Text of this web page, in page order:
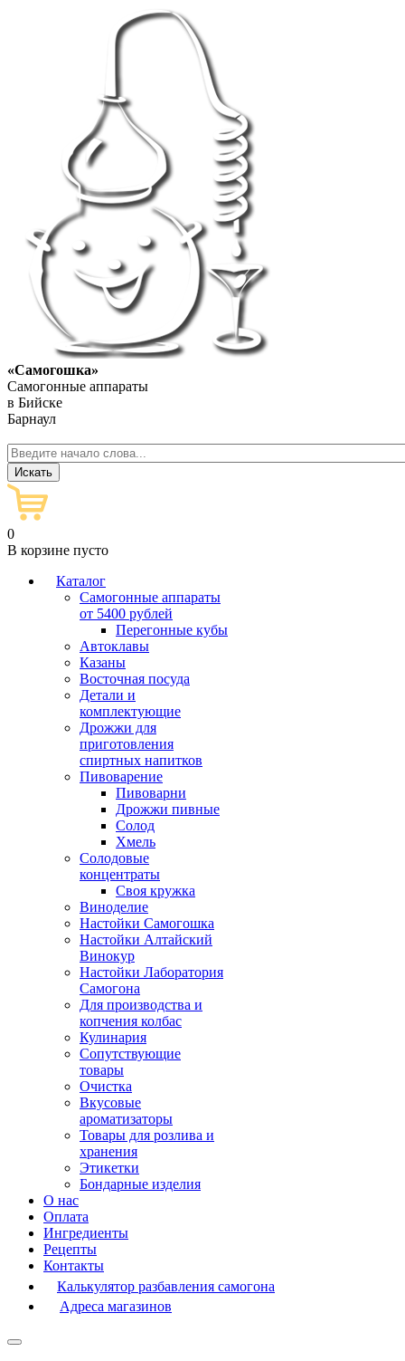
«Самогошка»
Самогонные аппараты
в Бийске
Барнаул
0
В корзине пусто
Каталог
Самогонные аппараты
от 5400 рублей
Перегонные кубы
Автоклавы
Казаны
Восточная посуда
Детали и
комплектующие
Дрожжи для
приготовления
спиртных напитков
Пивоварение
Пивоварни
Дрожжи пивные
Солод
Хмель
Солодовые
концентраты
Своя кружка
Виноделие
Настойки Самогошка
Настойки Алтайский
Винокур
Настойки Лаборатория
Самогона
Для производства и
копчения колбас
Кулинария
Сопутствующие
товары
Очистка
Вкусовые
ароматизаторы
Товары для розлива и
хранения
Этикетки
Бондарные изделия
О нас
Оплата
Ингредиенты
Рецепты
Контакты
Калькулятор разбавления самогона
Адреса магазинов